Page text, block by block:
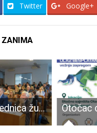
Twitter Google+
ZANIMA
U petak sjednica županijske skupštine. Na dnevnom redu proračun, zaduživanja,poskupljenja….